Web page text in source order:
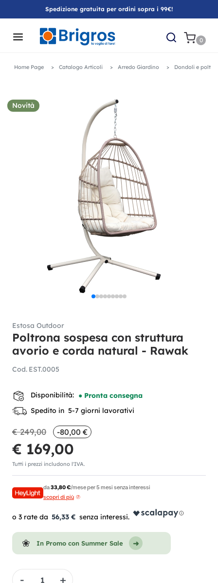
Spedizione gratuita per ordini sopra i 99€!
0
Home Page Catalogo Articoli Arredo Giardino Dondoli e
Novità
Estosa Outdoor
Poltrona sospesa con struttura
avorio e corda natural - Rawak
Cod. EST.0005
Disponibilità: ● Pronta consegna
Spedito in 5-7 giorni lavorativi
€ 249,00 -80,00 €
€ 169,00
Tutti i prezzi includono l'IVA.
da33,80 €/mese per 5 mesi senza interessi
scopri di più
56,33 €
In Promo con Summer Sale
Quantità